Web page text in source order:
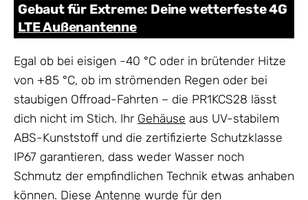
Gebaut für Extreme: Deine wetterfeste 4G
LTE Außenantenne
Egal ob bei eisigen -40 °C oder in brütender Hitze
von +85 °C, ob im strömenden Regen oder bei
staubigen Offroad-Fahrten – die PR1KCS28 lässt
dich nicht im Stich. Ihr Gehäuse aus UV-stabilem
ABS-Kunststoff und die zertifizierte Schutzklasse
IP67 garantieren, dass weder Wasser noch
Schmutz der empfindlichen Technik etwas anhaben
können. Diese Antenne wurde für den